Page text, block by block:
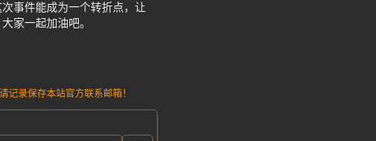
事件能成为一个转折点，让
家一起加油吧。
记录保存本站官方联系邮箱！